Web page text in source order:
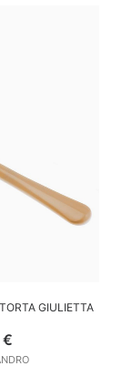
GIULIETTA
€Il